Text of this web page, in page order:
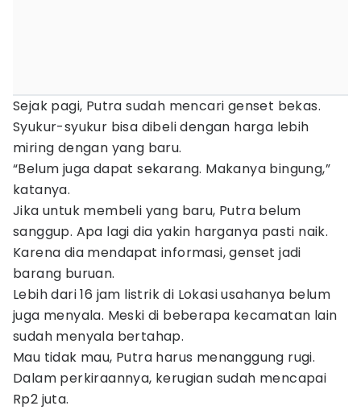
Sejak pagi, Putra sudah mencari genset bekas.
Syukur-syukur bisa dibeli dengan harga lebih
miring dengan yang baru.
“Belum juga dapat sekarang. Makanya bingung,”
katanya.
Jika untuk membeli yang baru, Putra belum
sanggup. Apa lagi dia yakin harganya pasti naik.
Karena dia mendapat informasi, genset jadi
barang buruan.
Lebih dari 16 jam listrik di Lokasi usahanya belum
juga menyala. Meski di beberapa kecamatan lain
sudah menyala bertahap.
Mau tidak mau, Putra harus menanggung rugi.
Dalam perkiraannya, kerugian sudah mencapai
Rp2 juta.